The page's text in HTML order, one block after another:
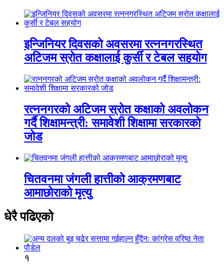
इन्जिनियर दिवसको अवसरमा रत्ननगरस्थित
अटिजम स्रोत कक्षालाई कुर्सी र टेबल सहयोग
रत्ननगरको अटिजम स्रोत कक्षाको अवलोकन
गर्दै शिक्षामन्त्री: समावेशी शिक्षामा सरकारको
जोड
चितवनमा जंगली हात्तीको आक्रमणबाट
आमाछोराको मृत्यु
धेरै पढिएको
१